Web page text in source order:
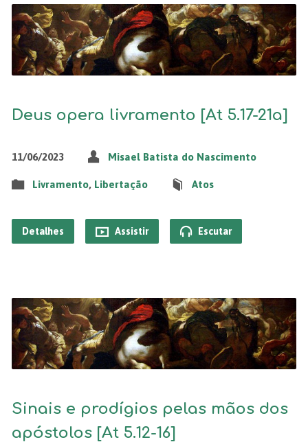
Deus opera livramento [At 5.17-21a]
11/06/2023 Misael Batista do Nascimento
Livramento, Libertação Atos
Detalhes Assistir Escutar
Sinais e prodígios pelas mãos dos
apóstolos [At 5.12-16]